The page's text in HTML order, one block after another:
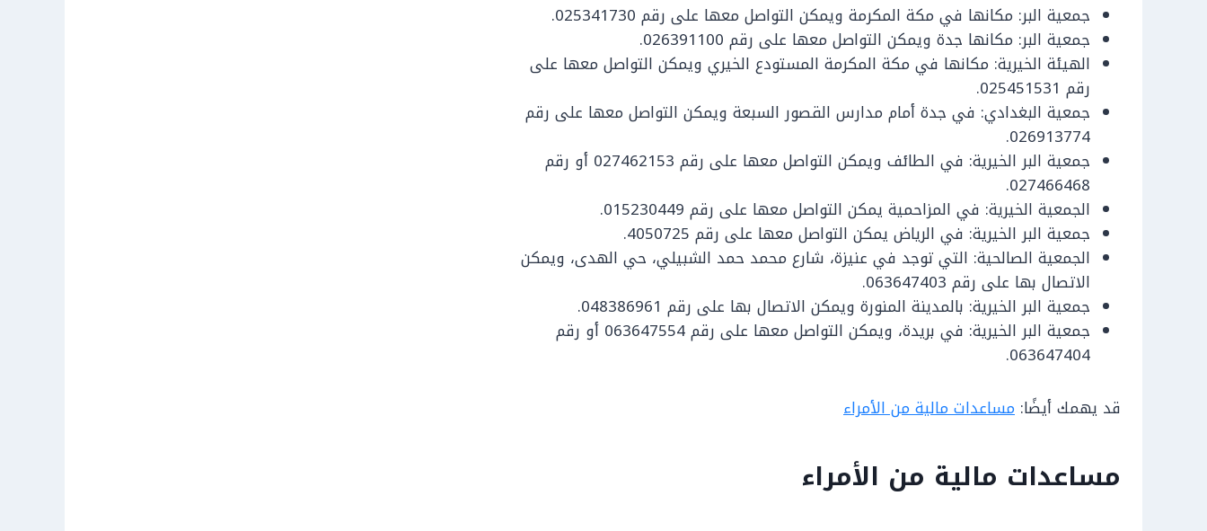
جمعية البر: مكانها في مكة المكرمة ويمكن التواصل معها على رقم 025341730.
جمعية البر: مكانها جدة ويمكن التواصل معها على رقم 026391100.
الهيئة الخيرية: مكانها في مكة المكرمة المستودع الخيري ويمكن التواصل معها على
رقم 025451531.
جمعية البغدادي: في جدة أمام مدارس القصور السبعة ويمكن التواصل معها على رقم
026913774.
جمعية البر الخيرية: في الطائف ويمكن التواصل معها على رقم 027462153 أو رقم
027466468.
الجمعية الخيرية: في المزاحمية يمكن التواصل معها على رقم 015230449.
جمعية البر الخيرية: في الرياض يمكن التواصل معها على رقم 4050725.
الجمعية الصالحية: التي توجد في عنيزة، شارع محمد حمد الشبيلي، حي الهدى، ويمكن
الاتصال بها على رقم 063647403.
جمعية البر الخيرية: بالمدينة المنورة ويمكن الاتصال بها على رقم 048386961.
جمعية البر الخيرية: في بريدة، ويمكن التواصل معها على رقم 063647554 أو رقم
063647404.
قد يهمك أيضًا: مساعدات مالية من الأمراء
مساعدات مالية من الأمراء